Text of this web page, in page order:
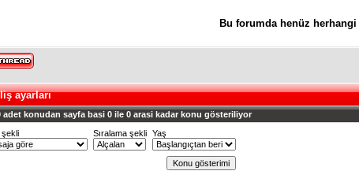
Bu forumda henüz
ayarları
adet konudan sayfa basi 0 ile 0 arasi kadar konu gösteriliyor
şekli
Sıralama şekli Yaş